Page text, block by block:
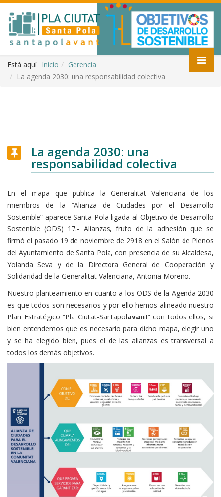
Está aquí: Inicio
Gerencia
La agenda 2030: una responsabilidad colectiva
La agenda 2030: una
responsabilidad colectiva
En el mapa que publica la Generalitat Valenciana de los
miembros de la “Alianza de Ciudades por el Desarrollo
Sostenible” aparece Santa Pola ligada al Objetivo de Desarrollo
Sostenible (ODS) 17.- Alianzas, fruto de la adhesión que se
firmó el pasado 19 de noviembre de 2918 en el Salón de Plenos
del Ayuntamiento de Santa Pola, con presencia de su Alcaldesa,
Yolanda Seva y de la Directora General de Cooperación y
Solidaridad de la Generalitat Valenciana, Antonia Moreno.
Nuestro planteamiento en cuanto a los ODS de la Agenda 2030
es que todos son necesarios y por ello hemos alineado nuestro
Plan Estratégico “Pla Ciutat-Santapolavant” con todos ellos, si
bien entendemos que es necesario para dicho mapa, elegir uno
y se ha elegido bien, pues el de las alianzas es transversal a
todos los demás objetivos.